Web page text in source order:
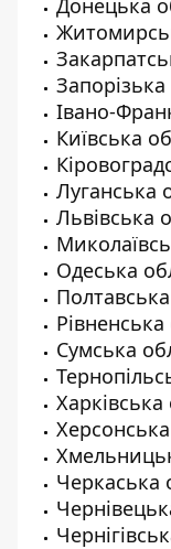
Донецька
Івано-
Київська
Луганська
Львівська
Одеська
Сумська
Черкаська